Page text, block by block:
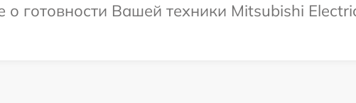
готовности Вашей техники Mitsubishi